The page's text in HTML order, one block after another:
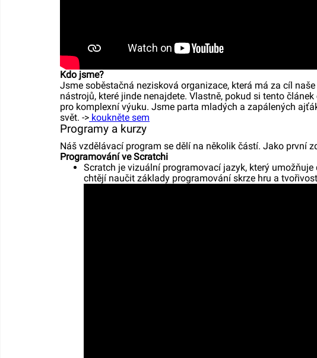
Kdo jsme?
Jsme soběstačná nezisková organizace, která má za cíl
nástrojů, které jinde nenajdete. Vlastně, pokud si tento
pro komplexní výuku. Jsme parta mladých a zapálených
svět. -> koukněte sem
Programy a kurzy
Náš vzdělávací program se dělí na několik částí. Jako první
Programování ve Scratchi
Scratch je vizuální programovací jazyk, který
chtějí naučit základy programování skrze hru a